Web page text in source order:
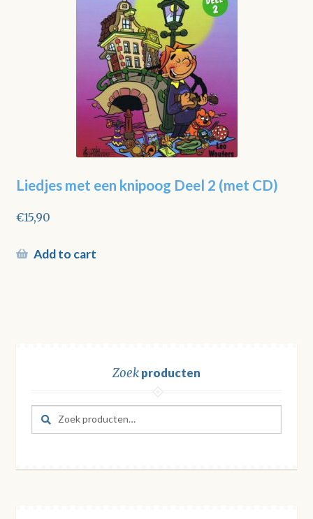
Liedjes met een knipoog Deel 2 (met CD)
€15,90
Add to cart
Zoekproducten
Zoeken
naar:
Zoeken